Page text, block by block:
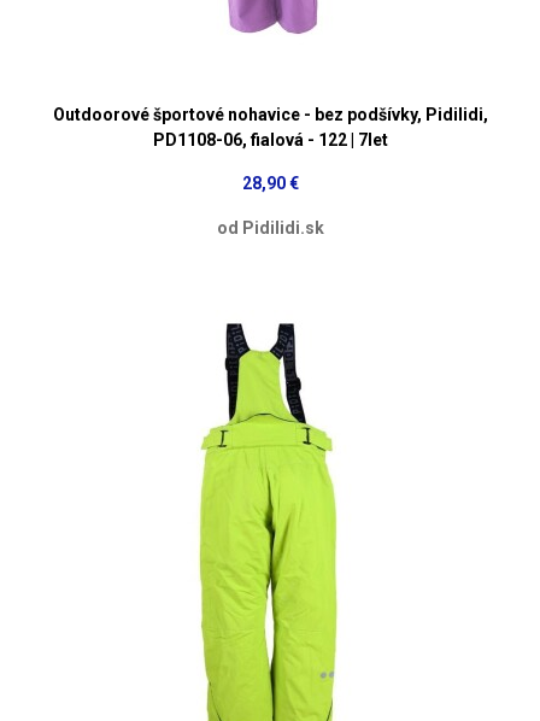
Outdoorové športové nohavice - bez podšívky, Pidilidi,
PD1108-06, fialová - 122 | 7let
28,90 €
od Pidilidi.sk